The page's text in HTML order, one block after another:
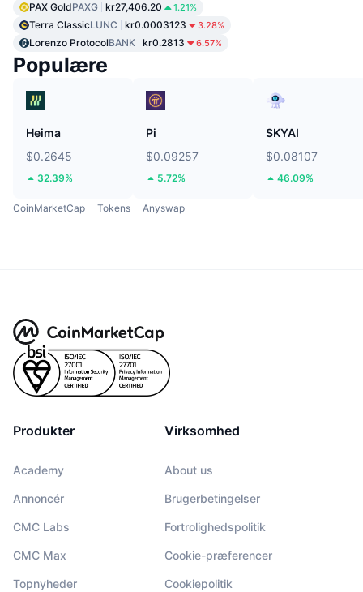
PAX GoldPAXG kr27,406.20 1.21%
Terra ClassicLUNC kr0.0003123 3.28%
Lorenzo ProtocolBANK kr0.2813 6.57%
Populære
Heima
$0.2645
32.39%
Pi
$0.09257
5.72%
SKYAI
$0.08107
46.09%
CoinMarketCap Tokens Anyswap
Produkter
Academy
Annoncér
CMC Labs
CMC Max
Topnyheder
Virksomhed
About us
Brugerbetingelser
Fortrolighedspolitik
Cookie-præferencer
Cookiepolitik